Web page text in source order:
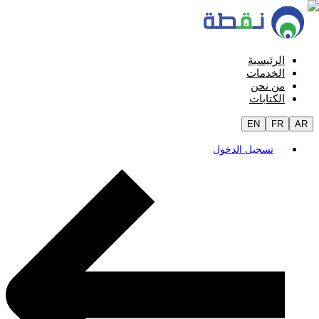
الرئيسية
الخدمات
من نحن
الكتابات
EN FR AR
تسجيل الدخول